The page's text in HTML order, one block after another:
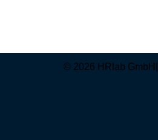
© 2026 HRlab GmbH